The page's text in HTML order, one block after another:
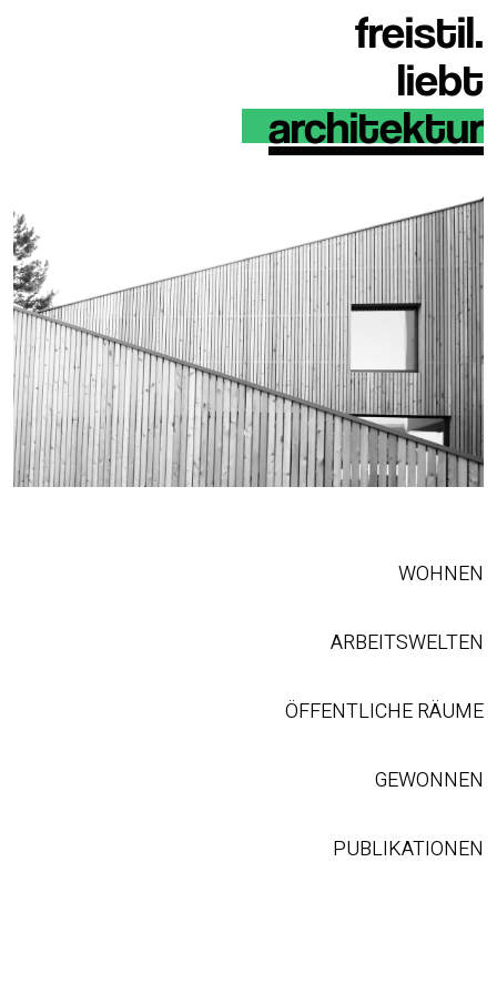
freistil.
liebt
architektur
WOHNEN
ARBEITSWELTEN
ÖFFENTLICHE RÄUME
GEWONNEN
PUBLIKATIONEN